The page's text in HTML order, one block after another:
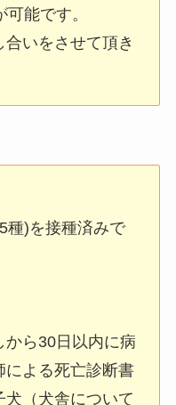
能です。
合いをさせて頂き
種)を接種済みで
ら30日以内に病
による死亡診断書
犬（犬舎について